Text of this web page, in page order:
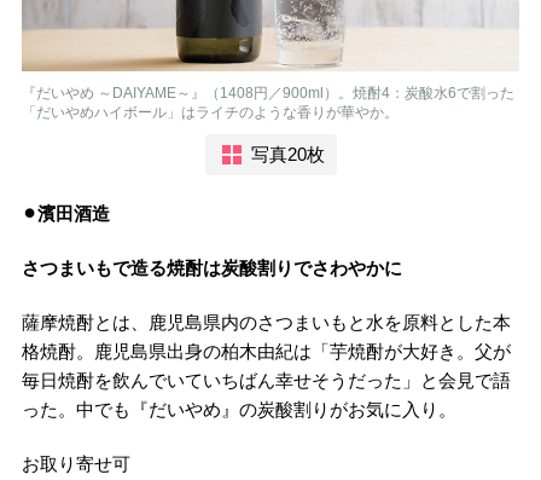
『だいやめ ～DAIYAME～』（1408円／900ml）。焼酎4：炭酸水6で割った
「だいやめハイボール」はライチのような香りが華やか。
写真20枚
⚫︎濱田酒造
さつまいもで造る焼酎は炭酸割りでさわやかに
薩摩焼酎とは、鹿児島県内のさつまいもと水を原料とした本
格焼酎。鹿児島県出身の柏木由紀は「芋焼酎が大好き。父が
毎日焼酎を飲んでいていちばん幸せそうだった」と会見で語
った。中でも『だいやめ』の炭酸割りがお気に入り。
お取り寄せ可